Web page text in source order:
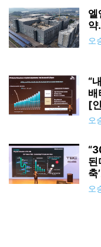
엘
약
오
“
배
[
오
된
축
오